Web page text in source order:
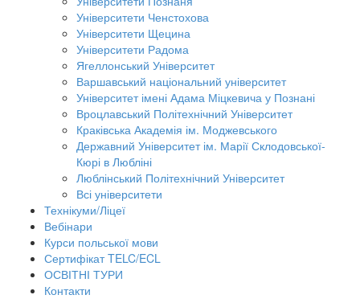
Університети Ченстохова
Університети Щецина
Університети Радома
Ягеллонський Університет
Варшавський національний університет
Університет імені Адама Міцкевича у Познані
Вроцлавський Політехнічний Університет
Краківська Академія ім. Моджевського
Державний Університет ім. Марії Склодовської-
Кюрі в Любліні
Люблінський Політехнічний Університет
Всі університети
Технікуми/Ліцеї
Вебінари
Курси польської мови
Сертифікат TELC/ECL
ОСВІТНІ ТУРИ
Контакти